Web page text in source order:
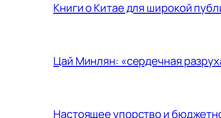
Книги о Китае для широкой
Цай Минлян: «сердечная
Настоящее упорство и